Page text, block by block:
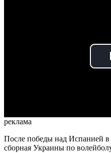
реклама
После победы над Испанией в
сборная Украины по